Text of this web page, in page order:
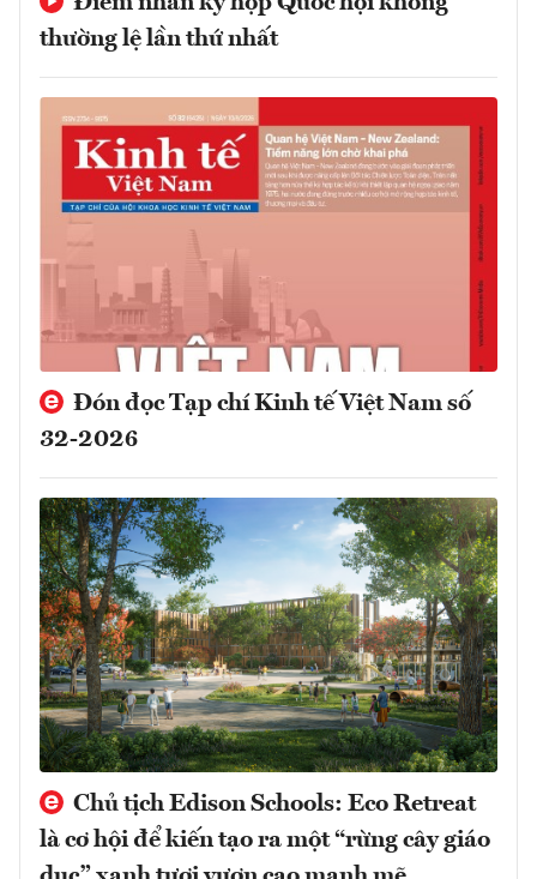
thường lệ lần thứ nhất
Đón đọc Tạp chí Kinh tế Việt Nam số
32-2026
Chủ tịch Edison Schools: Eco Retreat
là cơ hội để kiến tạo ra một “rừng cây giáo